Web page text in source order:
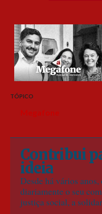
TÓPICO
Megafone
Contribui
ideia
Desde há vários
diariamente o seu
justiça social, a